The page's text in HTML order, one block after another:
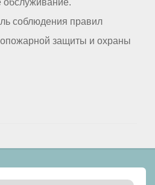
соблюдения правил
защиты и охраны